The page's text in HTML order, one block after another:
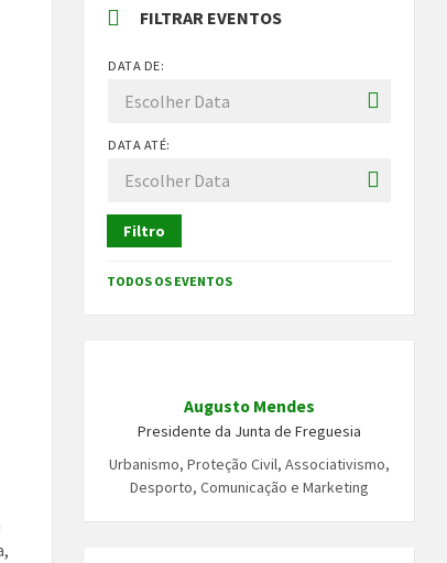
FILTRAR EVENTOS
DATA DE:
DATA ATÉ:
Filtro
TODOS OS EVENTOS
Augusto Mendes
Presidente da Junta de Freguesia
Urbanismo, Proteção Civil, Associativismo,
Desporto, Comunicação e Marketing